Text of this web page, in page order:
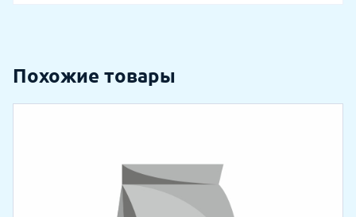
Похожие товары